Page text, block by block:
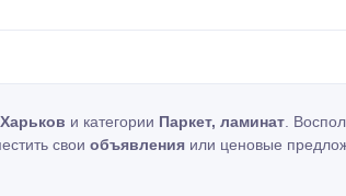
Харьков и категории Паркет, ламинат .
свои объявления или ценовые